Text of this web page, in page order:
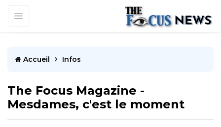
Accueil Infos
The Focus Magazine -
Mesdames, c'est le moment